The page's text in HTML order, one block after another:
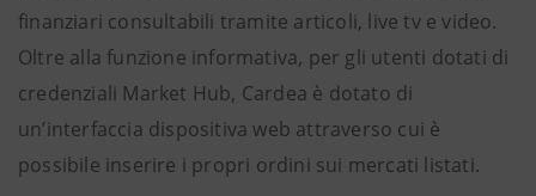
finanziari consultabili tramite articoli, live tv e video.
Oltre alla funzione informativa, per gli utenti dotati di
credenziali Market Hub, Cardea è dotato di
un’interfaccia dispositiva web attraverso cui è
possibile inserire i propri ordini sui mercati listati.